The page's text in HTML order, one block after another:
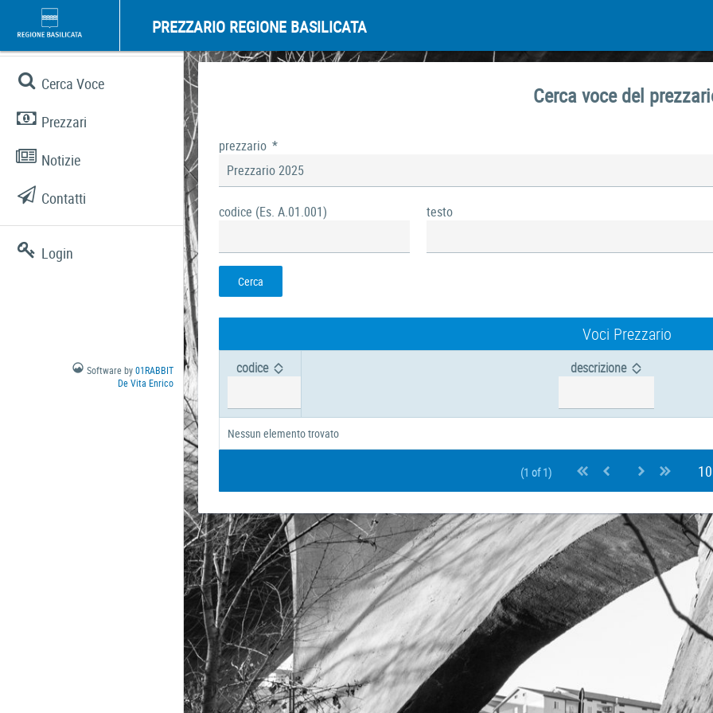
PREZZARIO REGIONE BASILICATA
Cerca Voce
Prezzari
Notizie
Contatti
Login
Software by01RABBIT
De Vita Enrico
Cerca voce del
prezzario *
Prezzario 2025
codice (Es. A.01.001) testo
Cerca
Voci Prezzario
codice descrizione
Nessun elemento trovato
(1 of 1)